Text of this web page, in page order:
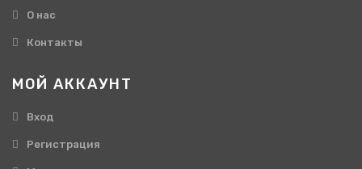
О нас
Контакты
МОЙ АККАУНТ
Вход
Регистрация